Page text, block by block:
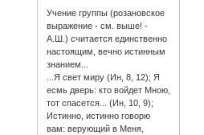
Учение группы (розановское
выражение - см. выше! -
А.Ш.) считается единственно
настоящим, вечно истинным
знанием...
...Я свет миру (Ин, 8, 12); Я
есмь дверь: кто войдет Мною,
тот спасется... (Ин, 10, 9);
Истинно, истинно говорю
вам: верующий в Меня,